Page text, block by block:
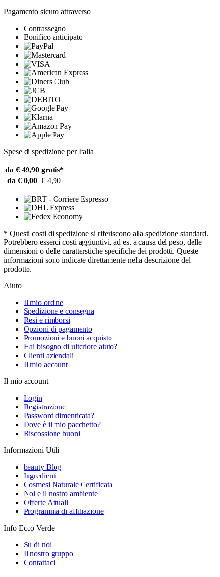
Pagamento sicuro attraverso
Contrassegno
Bonifico anticipato
Spese di spedizione per Italia
da € 49,90 gratis*
da € 0,00 € 4,90
* Questi costi di spedizione si riferiscono alla spedizione standard.
Potrebbero esserci costi aggiuntivi, ad es. a causa del peso, delle
dimensioni o delle caratterstiche specifiche dei prodotti. Queste
informazioni sono indicate direttamente nella descrizione del
prodotto.
Aiuto
Il mio ordine
Spedizione e consegna
Resi e rimborsi
Opzioni di pagamento
Promozioni e buoni acquisto
Hai bisogno di ulteriore aiuto?
Clienti aziendali
Il mio account
Il mio account
Login
Registrazione
Password dimenticata?
Dove è il mio pacchetto?
Riscossione buoni
Informazioni Utili
beauty Blog
Ingredienti
Cosmesi Naturale Certificata
Noi e il nostro ambiente
Offerte Attuali
Programma di affiliazione
Info Ecco Verde
Su di noi
Il nostro gruppo
Contattaci